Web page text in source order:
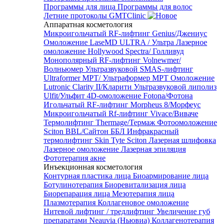
Программы для лица Программы для волос
Летние протоколы GMTClinic
Аппаратная косметология
Микроигольчатый RF-лифтинг Genius/Джениус
Омоложение LaseMD ULTRA / Ультра Лазерное
омоложение Hollywood Spectra/ Голливуд
Монополярный RF-лифтинг Volnewmer/
Волньюмер Ультразвуковой SMAS-лифтинг
Ultraformer MPT/ Ультраформер MPT Омоложение
Lutronic Clarity II/Кларити Ультразвуковой липолиз
Ulfit/Ульфит 4D-омоложение Fotona/Фотона
Игольчатый RF-лифтинг Morpheus 8/Морфеус
Микроигольчатый Rf-лифтинг Vivace/Виваче
Термолифтинг Thermage/Термаж Фотоомоложение
Sciton BBL/Сайтон ББЛ Инфракрасный
термолифтинг Skin Tyte Sciton Лазерная шлифовка
Лазерное омоложение Лазерная эпиляция
Фототерапия акне
Инъекционная косметология
Контурная пластика лица Биоармирование лица
Ботулинотерапия Биоревитализация лица
Биорепарация лица Мезотерапия лица
Плазмотерапия Коллагеновое омоложение
Нитевой лифтинг / тредлифтинг Увеличение губ
препаратами Neauvia (Ньювиа) Коллагенотерапия